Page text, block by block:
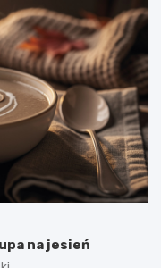
na jesień